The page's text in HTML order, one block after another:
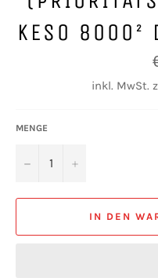
KESO 8000²
inkl. MwSt.
MENGE
− +
IN DEN